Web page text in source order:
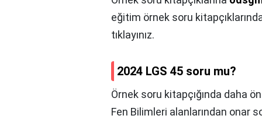
eğitim örnek soru
tıklayınız.
2024 LGS 45 soru mu?
Örnek soru kitapçığında daha
Fen Bilimleri alanlarından onar